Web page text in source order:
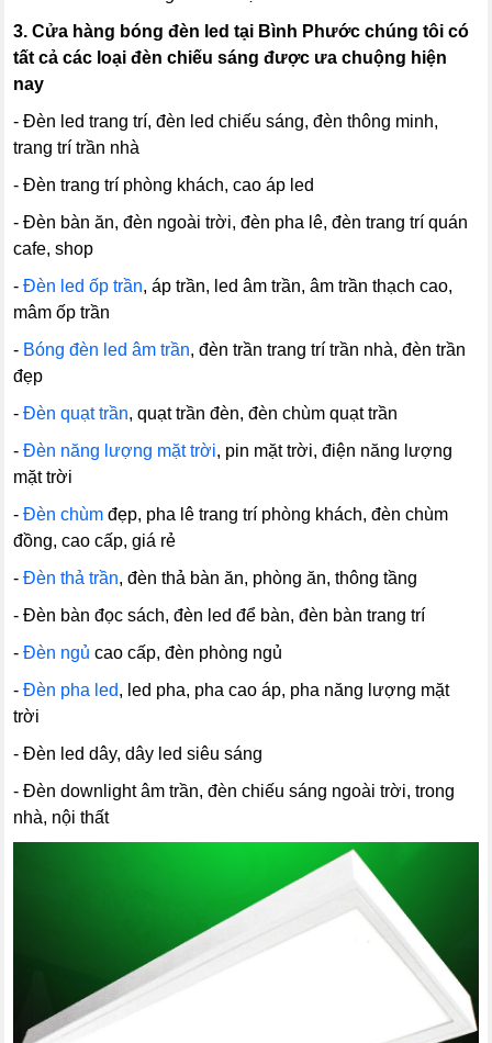
3.Cửa hàng bóng đèn led tại Bình Phước chúng tôi có
tất cả các loại đèn chiếu sáng được ưa chuộng hiện
nay
- Đèn led trang trí, đèn led chiếu sáng, đèn thông minh,
trang trí trần nhà
- Đèn trang trí phòng khách, cao áp led
- Đèn bàn ăn, đèn ngoài trời, đèn pha lê, đèn trang trí quán
cafe, shop
-Đèn led ốp trần, áp trần, led âm trần, âm trần thạch cao,
mâm ốp trần
- Bóng đèn led âm trần, đèn trần trang trí trần nhà, đèn trần
đẹp
-Đèn quạt trần, quạt trần đèn, đèn chùm quạt trần
-Đèn năng lượng mặt trời, pin mặt trời, điện năng lượng
mặt trời
-Đèn chùm đẹp, pha lê trang trí phòng khách, đèn chùm
đồng, cao cấp, giá rẻ
-Đèn thả trần, đèn thả bàn ăn, phòng ăn, thông tầng
- Đèn bàn đọc sách, đèn led để bàn, đèn bàn trang trí
-Đèn ngủ cao cấp, đèn phòng ngủ
-Đèn pha led, led pha, pha cao áp, pha năng lượng mặt
trời
- Đèn led dây, dây led siêu sáng
- Đèn downlight âm trần, đèn chiếu sáng ngoài trời, trong
nhà, nội thất